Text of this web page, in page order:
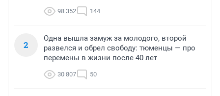
98 352 144
2
Одна вышла замуж за молодого, второй
развелся и обрел свободу: тюменцы — про
перемены в жизни после 40 лет
30 807 50